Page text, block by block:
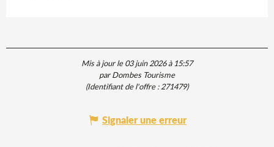
Mis à jour le 03 juin 2026 à 15:57
par Dombes Tourisme
(Identifiant de l'offre :271479)
Signaler une erreur